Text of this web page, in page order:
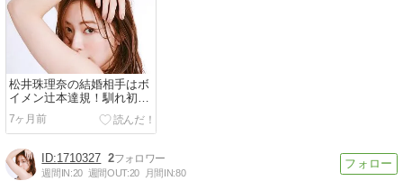
松井珠理奈の結婚相手はボ
イメン辻本達規！馴れ初め
や現在の姿が幸せすぎると
話題【2026最新】
7ヶ月前
1710327 2
週間IN:20 週間OUT:20 月間IN:80